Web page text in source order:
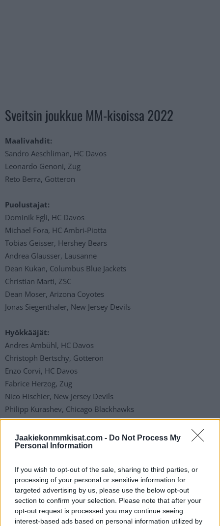
Jaakiekonmmkisat.com - Do Not Process My
Personal Information
If you wish to opt-out of the sale, sharing to third parties, or
processing of your personal or sensitive information for
targeted advertising by us, please use the below opt-out
section to confirm your selection. Please note that after your
opt-out request is processed you may continue seeing
interest-based ads based on personal information utilized by
Sveitsin joukkue MM-kisoissa 2022
Maalivahdit:
Sandro Aeschliman, HC Davos
Leonardo Genoni, Zug
Reto Berra, Gotteron
Puolustajat:
Dominik Egli, HC Davos
Michael Fora, HC Ambri-Piotta
Tobias Geisser, Hershey Bears
Andrea Glausser, Lausanne
Dean Kukan, Columbus Blue Jackets
Christian Marti, ZSC
Dean Moser, Arizona Coyotes
Jonas Siegenthaler, New Jersey Devils
Hyökkääjät:
Andres Ambühl, HC Davos
Christoph Bertschy, Gotteron
Enzo Corvi, HC Davos
Fabrice Herzog, Zug
Nico Hischier, New Jersey Devils
Philipp Kurashev, Chicago Blackhawks
Denis Malgin, ZSC
Timo Meier, San Jose Sharks
Marco Miranda, Geneve-Servette
Tristan Scherwey, Bern
Dario Simion, Zug
Pius Suter, Detroit Red Wings
Calvin Thürkauf, Lugano